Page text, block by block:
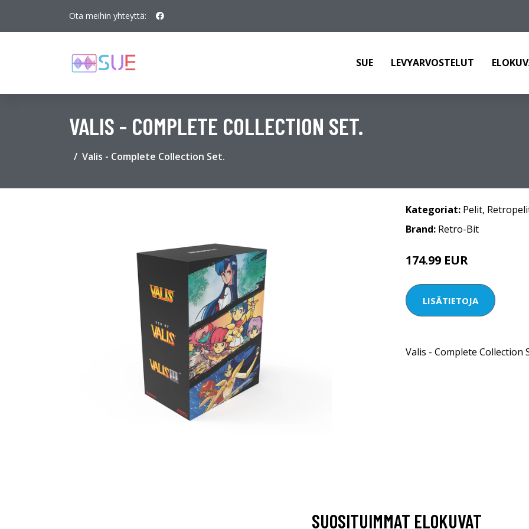
Ota meihin yhteyttä:
SUE LEVYARVOSTELUT
VALIS - COMPLETE COLLECTION SET.
Valis - Complete Collection Set.
Kategoriat: Pelit,
Brand: Retro-Bit
174.99 EUR
LISÄTIETOJA
Valis - Complete Collection
SUOSITUIMMAT ELOKUVAT